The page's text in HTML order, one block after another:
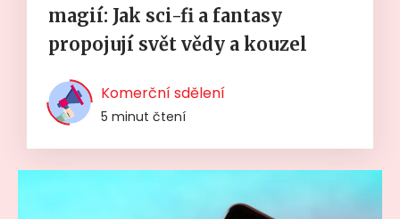
magií: Jak sci-fi a fantasy
propojují svět vědy a kouzel
Komerční sdělení
5 minut čtení